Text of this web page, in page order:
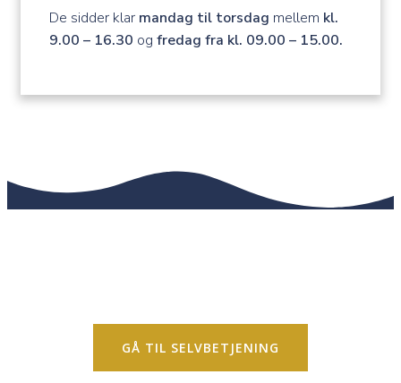
De sidder klar mandag til torsdag mellem kl.
9.00 – 16.30 og fredag fra kl. 09.00 – 15.00.
GÅ TIL SELVBETJENING